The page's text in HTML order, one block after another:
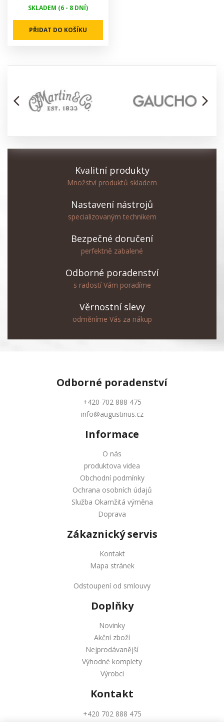
SKLADEM (6 - 8 DNÍ)
PŘIDAT DO KOŠÍKU
arrow_back_ios arrow_forward_ios
Kvalitní produkty
Množství produktů skladem
Nastavení nástrojů
specializovaným technikem
Bezpečné doručení
perfektně zabalené
Odborné poradenství
s radostí Vám poradíme
Věrnostní slevy
odměníme Vás za nákup
Odborné poradenství
+420 702 888 475
info@augustinus.cz
Informace
O nás
produktova videa
Obchodní podmínky
Ochrana osobních údajů
Služba Okamžitá výměna
Doprava
Zákaznický servis
Kontakt
Mapa stránek
Odstoupení od smlouvy
Doplňky
Novinky
Akční zboží
Nejprodávanější
Výhodné komplety
Výrobci
Kontakt
+420 702 888 475